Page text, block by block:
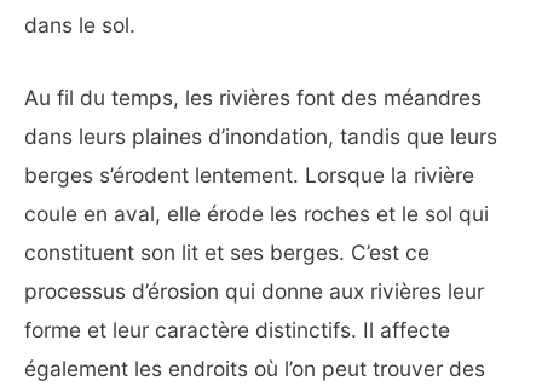
dans le sol.
Au fil du temps, les rivières font des méandres
dans leurs plaines d’inondation, tandis que leurs
berges s’érodent lentement. Lorsque la rivière
coule en aval, elle érode les roches et le sol qui
constituent son lit et ses berges. C’est ce
processus d’érosion qui donne aux rivières leur
forme et leur caractère distinctifs. Il affecte
également les endroits où l’on peut trouver des